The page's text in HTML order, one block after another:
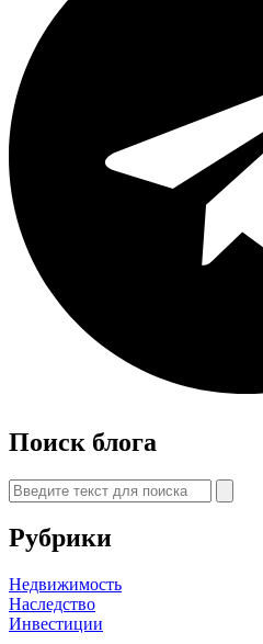
Поиск блога
Рубрики
Недвижимость
Наследство
Инвестиции